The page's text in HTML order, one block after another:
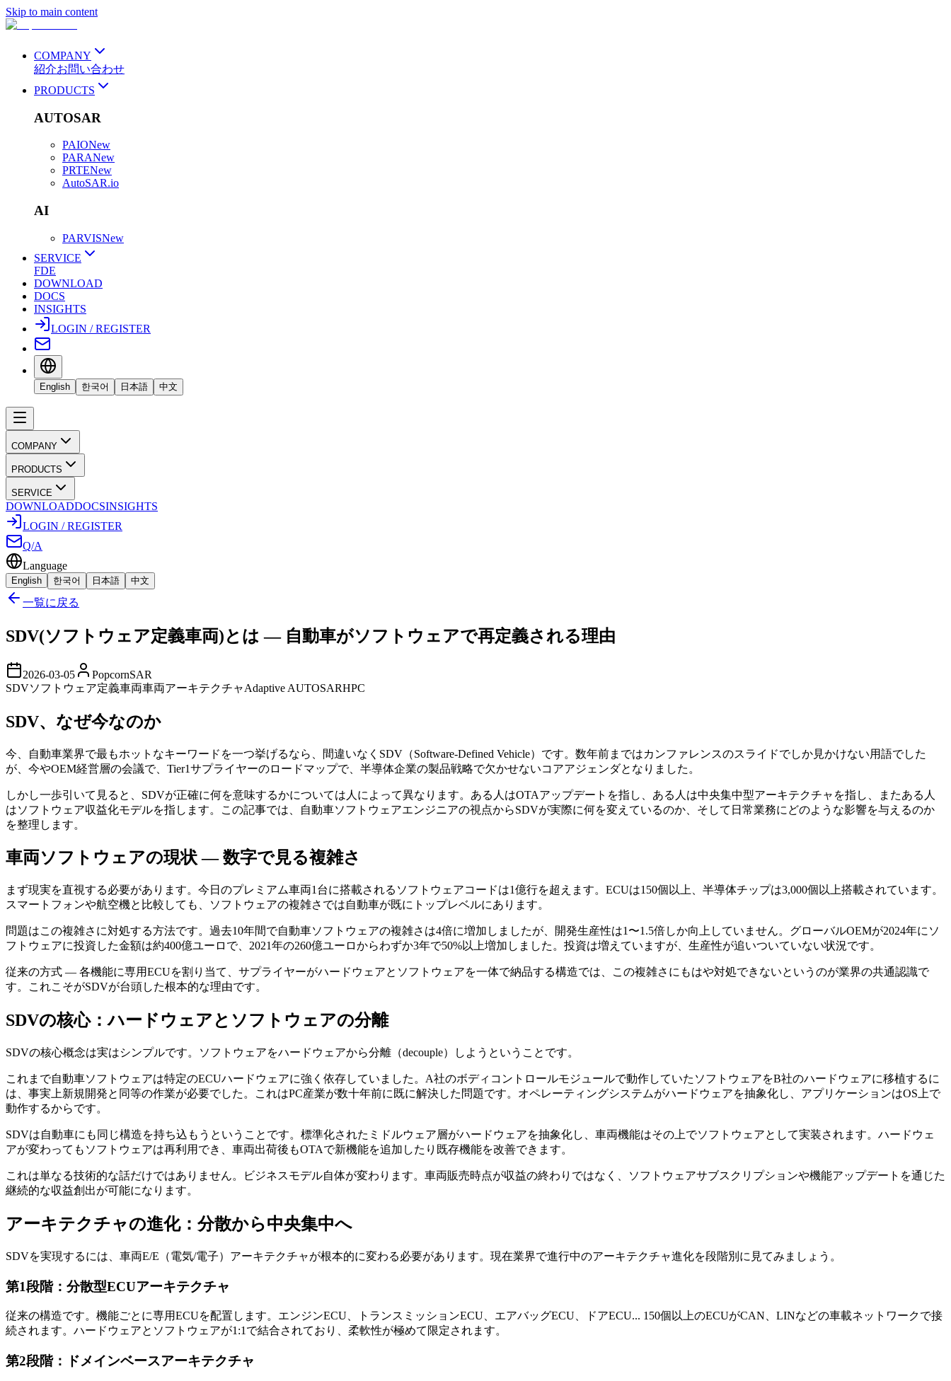
Skip to main content
COMPANY
紹介お問い合わせ
PRODUCTS
AUTOSAR
PAIONew
PARANew
PRTENew
AutoSAR.io
AI
PARVISNew
SERVICE
FDE
DOWNLOAD
DOCS
INSIGHTS
LOGIN / REGISTER
English 한국어 日本語 中文
COMPANY
PRODUCTS
SERVICE
DOWNLOADDOCSINSIGHTS
LOGIN / REGISTER
Q/A
Language
English 한국어 日本語 中文
一覧に戻る
SDV(ソフトウェア定義車両)とは — 自動車がソフトウェアで再定義される理由
2026-03-05
PopcornSAR
SDVソフトウェア定義車両車両アーキテクチャAdaptive AUTOSARHPC
SDV、なぜ今なのか
今、自動車業界で最もホットなキーワードを一つ挙げるなら、間違いなくSDV（Software-Defined Vehicle）です。数年前まではカンファレンスのスライドでしか見かけない用語でした
が、今やOEM経営層の会議で、Tier1サプライヤーのロードマップで、半導体企業の製品戦略で欠かせないコアアジェンダとなりました。
しかし一歩引いて見ると、SDVが正確に何を意味するかについては人によって異なります。ある人はOTAアップデートを指し、ある人は中央集中型アーキテクチャを指し、またある人
はソフトウェア収益化モデルを指します。この記事では、自動車ソフトウェアエンジニアの視点からSDVが実際に何を変えているのか、そして日常業務にどのような影響を与えるのか
を整理します。
車両ソフトウェアの現状 — 数字で見る複雑さ
まず現実を直視する必要があります。今日のプレミアム車両1台に搭載されるソフトウェアコードは1億行を超えます。ECUは150個以上、半導体チップは3,000個以上搭載されています。
スマートフォンや航空機と比較しても、ソフトウェアの複雑さでは自動車が既にトップレベルにあります。
問題はこの複雑さに対処する方法です。過去10年間で自動車ソフトウェアの複雑さは4倍に増加しましたが、開発生産性は1〜1.5倍しか向上していません。グローバルOEMが2024年にソ
フトウェアに投資した金額は約400億ユーロで、2021年の260億ユーロからわずか3年で50%以上増加しました。投資は増えていますが、生産性が追いついていない状況です。
従来の方式 — 各機能に専用ECUを割り当て、サプライヤーがハードウェアとソフトウェアを一体で納品する構造では、この複雑さにもはや対処できないというのが業界の共通認識で
す。これこそがSDVが台頭した根本的な理由です。
SDVの核心：ハードウェアとソフトウェアの分離
SDVの核心概念は実はシンプルです。ソフトウェアをハードウェアから分離（decouple）しようということです。
これまで自動車ソフトウェアは特定のECUハードウェアに強く依存していました。A社のボディコントロールモジュールで動作していたソフトウェアをB社のハードウェアに移植するに
は、事実上新規開発と同等の作業が必要でした。これはPC産業が数十年前に既に解決した問題です。オペレーティングシステムがハードウェアを抽象化し、アプリケーションはOS上で
動作するからです。
SDVは自動車にも同じ構造を持ち込もうということです。標準化されたミドルウェア層がハードウェアを抽象化し、車両機能はその上でソフトウェアとして実装されます。ハードウェ
アが変わってもソフトウェアは再利用でき、車両出荷後もOTAで新機能を追加したり既存機能を改善できます。
これは単なる技術的な話だけではありません。ビジネスモデル自体が変わります。車両販売時点が収益の終わりではなく、ソフトウェアサブスクリプションや機能アップデートを通じた
継続的な収益創出が可能になります。
アーキテクチャの進化：分散から中央集中へ
SDVを実現するには、車両E/E（電気/電子）アーキテクチャが根本的に変わる必要があります。現在業界で進行中のアーキテクチャ進化を段階別に見てみましょう。
第1段階：分散型ECUアーキテクチャ
従来の構造です。機能ごとに専用ECUを配置します。エンジンECU、トランスミッションECU、エアバッグECU、ドアECU... 150個以上のECUがCAN、LINなどの車載ネットワークで接
続されます。ハードウェアとソフトウェアが1:1で結合されており、柔軟性が極めて限定されます。
第2段階：ドメインベースアーキテクチャ